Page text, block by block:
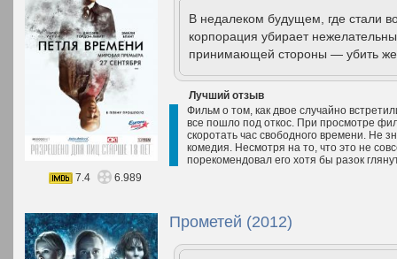
В недалеком будущем, где стали
корпорация убирает
принимающей стороны — убить
Лучший отзыв
Фильм о том, как двое случайно
все пошло под откос. При просмотре
скоротать час свободного времени. Не
комедия. Несмотря на то, что это не
порекомендовал его хотя бы разок
7.4
6.989
Прометей (2012)